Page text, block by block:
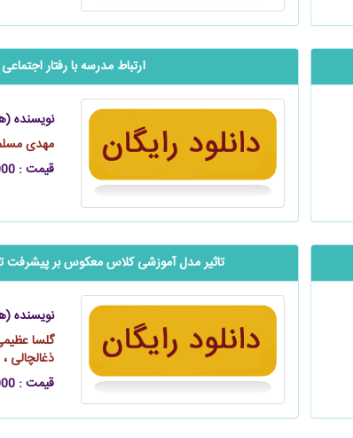
ارتباط مدرسه با رفتار
نویسنده
مهدی
قیمت : 20.000 ریال
تاثیر مدل آموزشی کلاس معکوس بر
نویسنده
گلسا
ذغالچالی
قیمت : 20.000 ریال